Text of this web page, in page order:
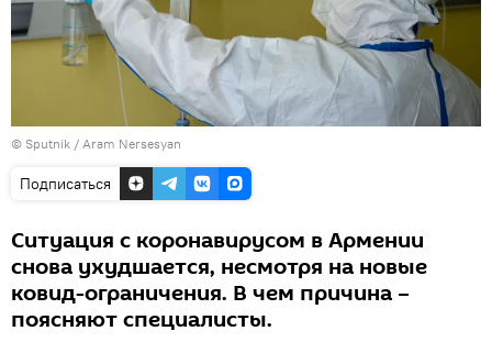
© Sputnik / Aram Nersesyan
Подписаться
Ситуация с коронавирусом в Армении
снова ухудшается, несмотря на новые
ковид-ограничения. В чем причина –
поясняют специалисты.